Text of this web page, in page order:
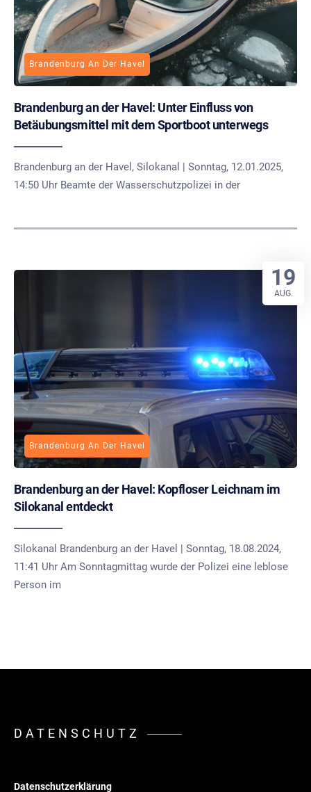
Brandenburg An Der Havel
Brandenburg an der Havel: Unter Einfluss von
Betäubungsmittel mit dem Sportboot unterwegs
Brandenburg an der Havel, Silokanal | Sonntag, 12.01.2025,
14:50 Uhr Beamte der Wasserschutzpolizei in der
Brandenburg An Der Havel
Brandenburg an der Havel: Kopfloser Leichnam im
Silokanal entdeckt
Silokanal Brandenburg an der Havel | Sonntag, 18.08.2024,
11:41 Uhr Am Sonntagmittag wurde der Polizei eine leblose
Person im
19
AUG.
DATENSCHUTZ
Datenschutzerklärung